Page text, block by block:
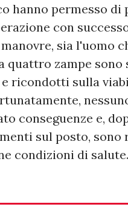
hanno permesso di
con
sia l'uomo
quattro zampe sono
ricondotti sulla
conseguenze e,
sul posto, sono
condizioni di salute.